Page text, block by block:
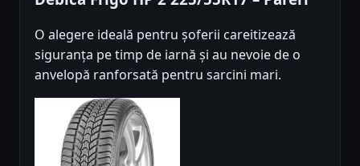
O alegere ideală pentru șoferii careitizează
siguranța pe timp de iarnă și au nevoie de o
anvelopă ranforsată pentru sarcini mari.